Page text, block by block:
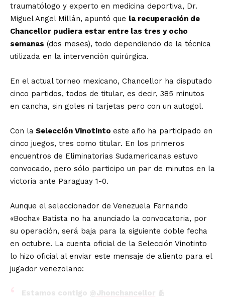
traumatólogo y experto en medicina deportiva, Dr.
Miguel Angel Millán, apuntó que la recuperación de
Chancellor pudiera estar entre las tres y ocho
semanas (dos meses), todo dependiendo de la técnica
utilizada en la intervención quirúrgica.
En el actual torneo mexicano, Chancellor ha disputado
cinco partidos, todos de titular, es decir, 385 minutos
en cancha, sin goles ni tarjetas pero con un autogol.
Con la Selección Vinotinto este año ha participado en
cinco juegos, tres como titular. En los primeros
encuentros de Eliminatorias Sudamericanas estuvo
convocado, pero sólo participo un par de minutos en la
victoria ante Paraguay 1-0.
Aunque el seleccionador de Venezuela Fernando
«Bocha» Batista no ha anunciado la convocatoria, por
su operación, será baja para la siguiente doble fecha
en octubre. La cuenta oficial de la Selección Vinotinto
lo hizo oficial al enviar este mensaje de aliento para el
jugador venezolano:
Estamos contigo @Jhonchancellor 🫂